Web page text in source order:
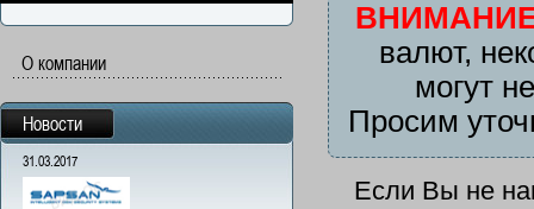
валют,
могут
Просим
Если Вы не
О компании
Новости
31.03.2017